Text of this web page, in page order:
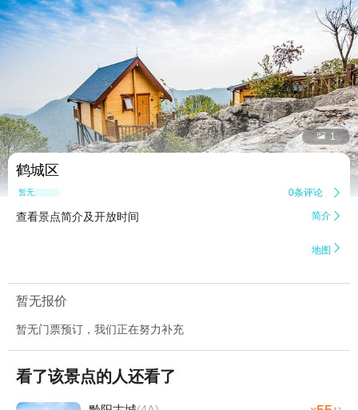
 1
鹤城区
暂无点评 0条评论 
查看景点简介及开放时间 简介 
地图 
暂无报价
暂无门票预订，我们正在努力补充
看了该景点的人还看了
